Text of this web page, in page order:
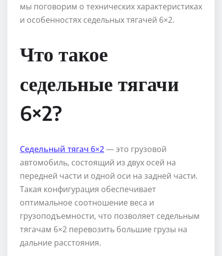
мы поговорим о технических характеристиках
и особенностях седельных тягачей 6×2.
Что такое
седельные тягачи
6×2?
Седельный тягач 6×2— это грузовой
автомобиль, состоящий из двух осей на
передней части и одной оси на задней части.
Такая конфигурация обеспечивает
оптимальное соотношение веса и
грузоподъемности, что позволяет седельным
тягачам 6×2 перевозить большие грузы на
дальние расстояния.